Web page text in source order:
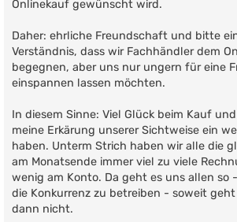
Onlinekauf gewünscht wird.
Daher: ehrliche Freundschaft und bitte
Verständnis, dass wir Fachhändler dem
begegnen, aber uns nur ungern für eine
einspannen lassen möchten.
In diesem Sinne: Viel Glück beim Kauf
meine Erkärung unserer Sichtweise ein
haben. Unterm Strich haben wir alle die
am Monatsende immer viel zu viele
wenig am Konto. Da geht es uns allen so
die Konkurrenz zu betreiben - soweit
dann nicht.